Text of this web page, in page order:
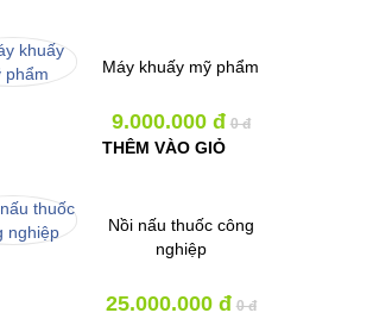
Máy khuấy mỹ phẩm
9.000.000 đ 0 đ
THÊM VÀO GIỎ
Nồi nấu thuốc công
nghiệp
25.000.000 đ 0 đ